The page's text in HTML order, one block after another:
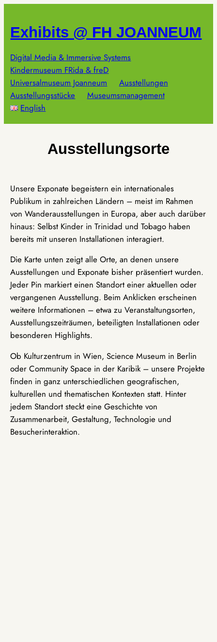
springen
Exhibits @ FH JOANNEUM
Digital Media & Immersive Systems
Kindermuseum FRida & freD
Universalmuseum Joanneum
Ausstellungen
Ausstellungsstücke
Museumsmanagement
English
Ausstellungsorte
Unsere Exponate begeistern ein internationales
Publikum in zahlreichen Ländern – meist im Rahmen
von Wanderausstellungen in Europa, aber auch darüber
hinaus: Selbst Kinder in Trinidad und Tobago haben
bereits mit unseren Installationen interagiert.
Die Karte unten zeigt alle Orte, an denen unsere
Ausstellungen und Exponate bisher präsentiert wurden.
Jeder Pin markiert einen Standort einer aktuellen oder
vergangenen Ausstellung. Beim Anklicken erscheinen
weitere Informationen – etwa zu Veranstaltungsorten,
Ausstellungszeiträumen, beteiligten Installationen oder
besonderen Highlights.
Ob Kulturzentrum in Wien, Science Museum in Berlin
oder Community Space in der Karibik – unsere Projekte
finden in ganz unterschiedlichen geografischen,
kulturellen und thematischen Kontexten statt. Hinter
jedem Standort steckt eine Geschichte von
Zusammenarbeit, Gestaltung, Technologie und
Besucherinteraktion.